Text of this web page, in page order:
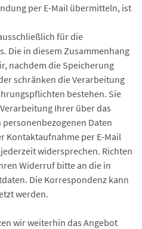
per E-Mail übermitteln, ist
für die
Die in diesem Zusammenhang
nachdem die Speicherung
schränken die Verarbeitung
bestehen. Sie
Ihrer über das
Daten
Kontaktaufnahme per E-Mail
widersprechen. Richten
Widerruf bitte an die in
Die Korrespondenz kann
werden.
wir weiterhin das Angebot